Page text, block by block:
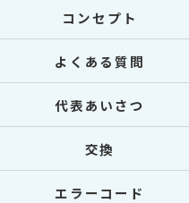
コンセプト
よくある質問
代表あいさつ
交換
エラーコード